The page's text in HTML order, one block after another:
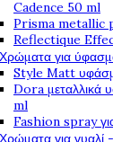
Cadence 50 ml
Prisma metallic
Reflectique
Χρώματα για
Style Matt
Dora μεταλλικά
ml
Fashion spray
Χρώματα για γυαλί